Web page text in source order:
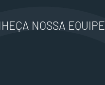
NOSSA EQUIPE